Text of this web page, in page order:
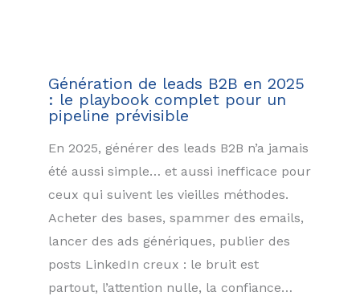
Génération de leads B2B en 2025
: le playbook complet pour un
pipeline prévisible
En 2025, générer des leads B2B n’a jamais
été aussi simple… et aussi inefficace pour
ceux qui suivent les vieilles méthodes.
Acheter des bases, spammer des emails,
lancer des ads génériques, publier des
posts LinkedIn creux : le bruit est
partout, l’attention nulle, la confiance…